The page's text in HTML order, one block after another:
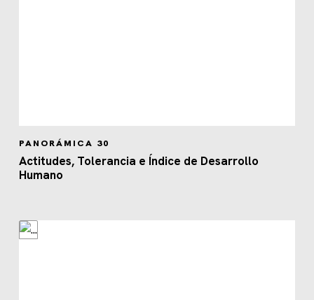
PANORÁMICA 30
Actitudes, Tolerancia e Índice de Desarrollo
Humano